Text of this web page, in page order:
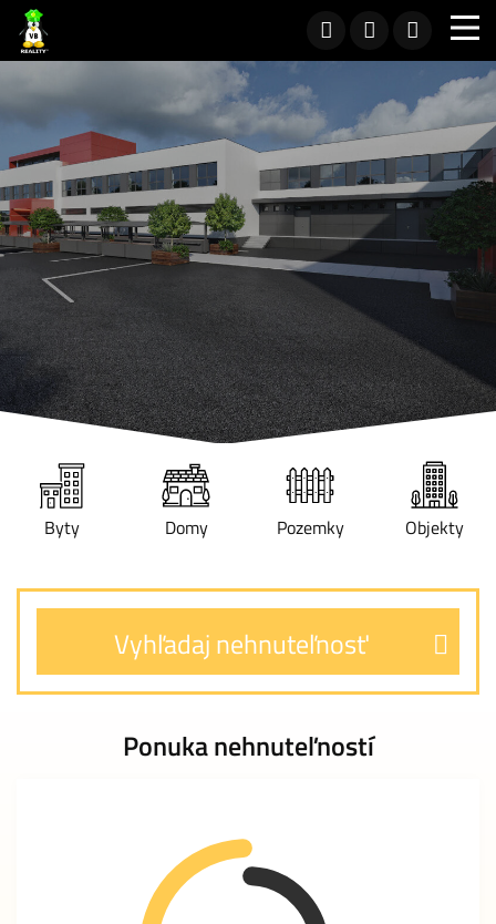
Hľadáte
nehnuteľnosť?
Byty Domy Pozemky Objekty
Vyhľadaj nehnuteľnosť
Ponuka nehnuteľností